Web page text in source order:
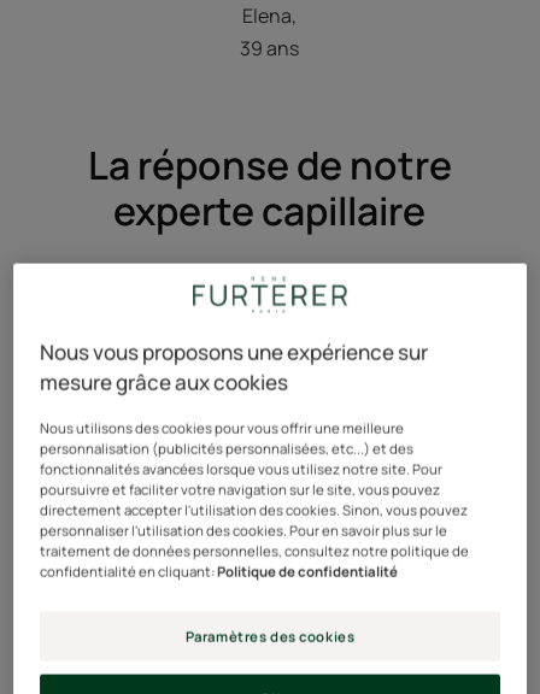
Elena,
39 ans
La réponse de notre
experte capillaire
Véronique Majoros, directrice de l’institut René Furterer
«Chère Elena,
Pas de panique, vous n’êtes pas la seule. Le Covid nous
a tous pris par surprise et ses conséquences, directes
Nous vous proposons une expérience sur
mesure grâce aux cookies
Nous utilisons des cookies pour vous offrir une meilleure
personnalisation (publicités personnalisées, etc...) et des
fonctionnalités avancées lorsque vous utilisez notre site. Pour
poursuivre et faciliter votre navigation sur le site, vous pouvez
directement accepter l'utilisation des cookies. Sinon, vous pouvez
personnaliser l'utilisation des cookies. Pour en savoir plus sur le
traitement de données personnelles, consultez notre politique de
confidentialité en cliquant:Politique de confidentialité
Paramètres des cookies